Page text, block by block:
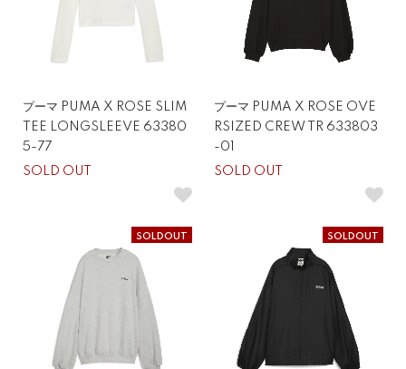
プーマ PUMA X ROSE SLIM
TEE LONGSLEEVE 63380
5-77
SOLD OUT
プーマ PUMA X ROSE OVE
RSIZED CREW TR 633803
-01
SOLD OUT
SOLDOUT SOLDOUT